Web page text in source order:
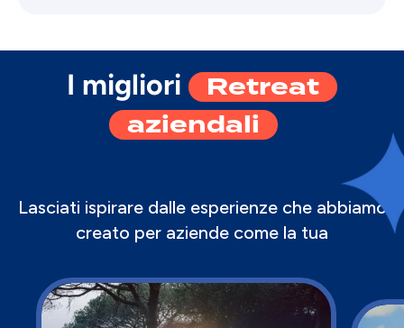
I migliori
Retreat
aziendali
Lasciati ispirare dalle esperienze che abbiamo
creato per aziende come la tua